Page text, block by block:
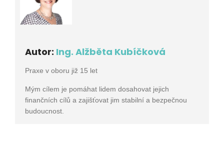
Autor: Ing. Alžběta Kubíčková
Praxe v oboru již 15 let
Mým cílem je pomáhat lidem dosahovat jejich
finančních cílů a zajišťovat jim stabilní a bezpečnou
budoucnost.